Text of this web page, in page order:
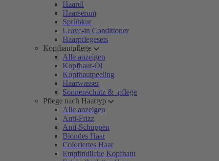
Haaröl
Haarserum
Sprühkur
Leave-in Conditioner
Haarpflegesets
Kopfhautpflege
Alle anzeigen
Kopfhaut-Öl
Kopfhautpeeling
Haarwasser
Sonnenschutz & -pflege
Pflege nach Haartyp
Alle anzeigen
Anti-Frizz
Anti-Schuppen
Blondes Haar
Coloriertes Haar
Empfindliche Kopfhaut